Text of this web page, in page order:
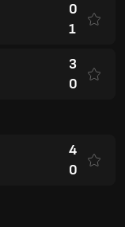
0
1
3
0
4
0